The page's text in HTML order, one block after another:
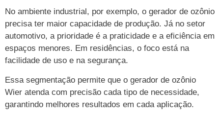
No ambiente industrial, por exemplo, o gerador de ozônio
precisa ter maior capacidade de produção. Já no setor
automotivo, a prioridade é a praticidade e a eficiência em
espaços menores. Em residências, o foco está na
facilidade de uso e na segurança.
Essa segmentação permite que o gerador de ozônio
Wier atenda com precisão cada tipo de necessidade,
garantindo melhores resultados em cada aplicação.